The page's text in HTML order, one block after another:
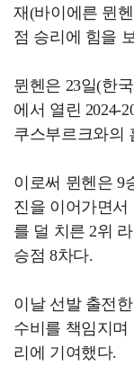
재(바이에른 뮌
점 승리에 힘을
뮌헨은 23일(한
에서 열린 2024-
쿠스부르크와의
이로써 뮌헨은 9
진을 이어가면서
를 덜 치른 2위
승점 8차다.
이날 선발 출전
수비를 책임지
리에 기여했다.